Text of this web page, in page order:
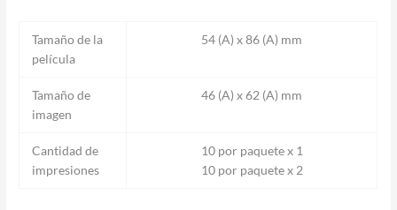
Tamaño de la
película
54 (A) x 86 (A) mm
Tamaño de
imagen
46 (A) x 62 (A) mm
Cantidad de
impresiones
10 por paquete x 1
10 por paquete x 2